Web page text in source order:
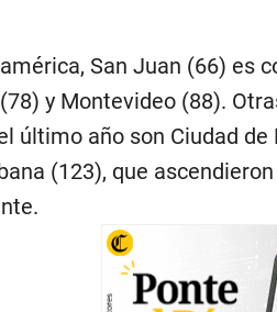
San Juan (66) es
y Montevideo (88).
último año son Ciudad
(123), que